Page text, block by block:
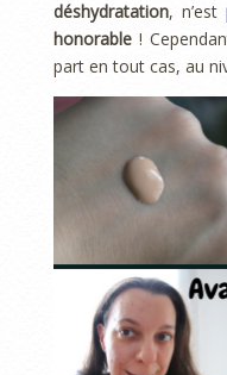
déshydratation, n’est
honorable !
part en tout cas, au